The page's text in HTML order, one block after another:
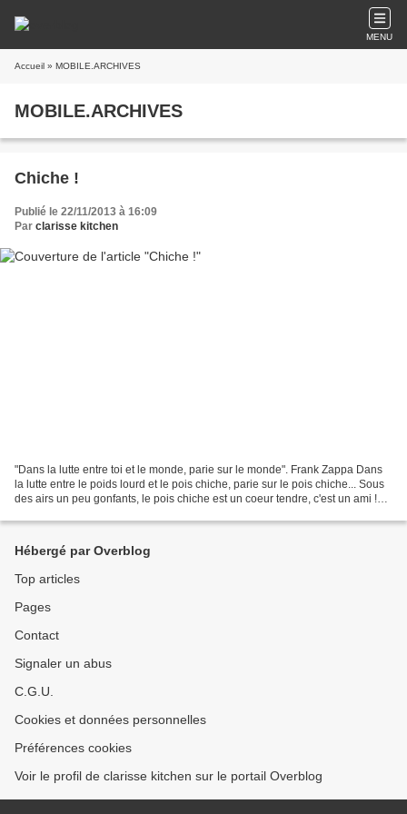
MENU
Accueil » MOBILE.ARCHIVES
MOBILE.ARCHIVES
Chiche !
Publié le 22/11/2013 à 16:09
Par clarisse kitchen
"Dans la lutte entre toi et le monde, parie sur le monde". Frank Zappa Dans
la lutte entre le poids lourd et le pois chiche, parie sur le pois chiche... Sous
des airs un peu gonfants, le pois chiche est un coeur tendre, c'est un ami !
Hébergé par Overblog
Top articles
Pages
Contact
Signaler un abus
C.G.U.
Cookies et données personnelles
Préférences cookies
Voir le profil de clarisse kitchen sur le portail Overblog